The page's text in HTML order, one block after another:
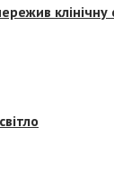
клінічну